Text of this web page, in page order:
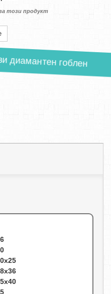
този продукт
диамантен гоблен